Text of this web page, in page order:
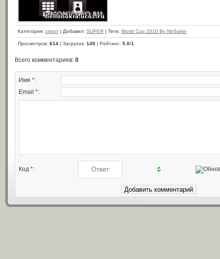
Категория: спорт | Добавил: SUPER | Теги: World Cup 2010 By NtrSahin
Просмотров: 614 | Загрузок: 149 | Рейтинг: 5.0/1
Всего комментариев: 0
Имя *:
Email *:
Код *: